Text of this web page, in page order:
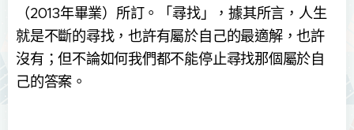
（2013年畢業）所訂。「尋找」，據其所言，人生
就是不斷的尋找，也許有屬於自己的最適解，也許
沒有；但不論如何我們都不能停止尋找那個屬於自
己的答案。